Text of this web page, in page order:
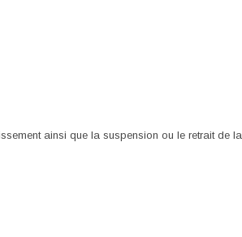
ainsi que la suspension ou le retrait de la